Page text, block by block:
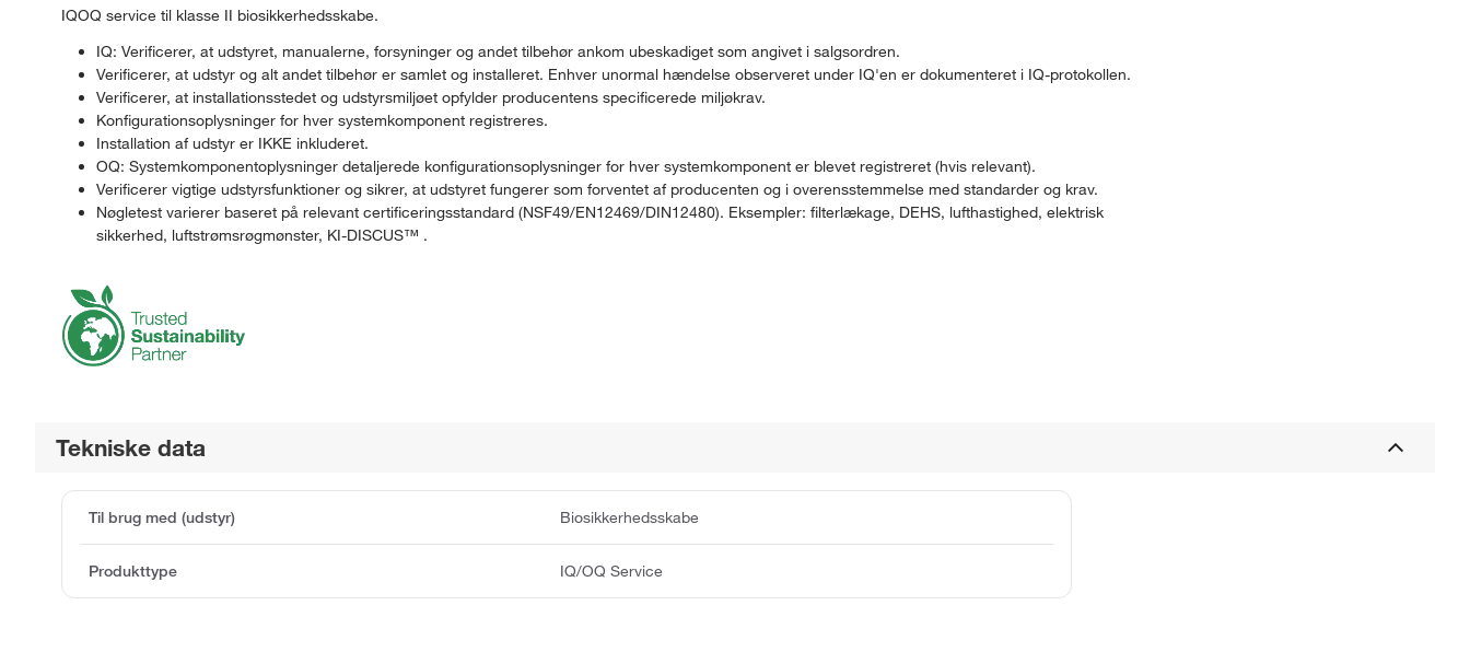
IQOQ service til klasse II biosikkerhedsskabe.
IQ: Verificerer, at udstyret, manualerne, forsyninger og andet tilbehør ankom ubeskadiget som angivet i salgsordren.
Verificerer, at udstyr og alt andet tilbehør er samlet og installeret. Enhver unormal hændelse observeret under IQ'en er dokumenteret i IQ-protokollen.
Verificerer, at installationsstedet og udstyrsmiljøet opfylder producentens specificerede miljøkrav.
Konfigurationsoplysninger for hver systemkomponent registreres.
Installation af udstyr er IKKE inkluderet.
OQ: Systemkomponentoplysninger detaljerede konfigurationsoplysninger for hver systemkomponent er blevet registreret (hvis relevant).
Verificerer vigtige udstyrsfunktioner og sikrer, at udstyret fungerer som forventet af producenten og i overensstemmelse med standarder og krav.
Nøgletest varierer baseret på relevant certificeringsstandard (NSF49/EN12469/DIN12480). Eksempler: filterlækage, DEHS, lufthastighed, elektrisk
sikkerhed, luftstrømsrøgmønster, KI-DISCUS™ .
Tekniske data
Til brug med (udstyr) Biosikkerhedsskabe
Produkttype IQ/OQ Service